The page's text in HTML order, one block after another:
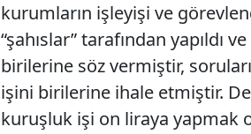
kurumların işleyişi ve
“şahıslar” tarafından yapıldı
birilerine söz vermiştir,
işini birilerine ihale etmiştir.
kuruşluk işi on liraya yapmak